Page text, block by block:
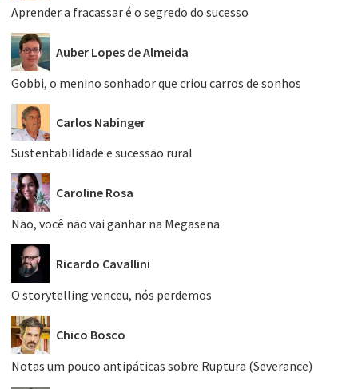
Aprender a fracassar é o segredo do sucesso
Auber Lopes de Almeida
Gobbi, o menino sonhador que criou carros de sonhos
Carlos Nabinger
Sustentabilidade e sucessão rural
Caroline Rosa
Não, você não vai ganhar na Megasena
Ricardo Cavallini
O storytelling venceu, nós perdemos
Chico Bosco
Notas um pouco antipáticas sobre Ruptura (Severance)